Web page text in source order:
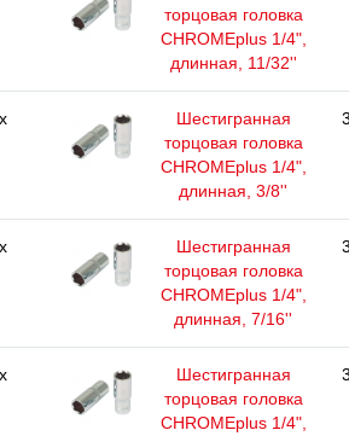
торцовая головка
CHROMEplus 1/4",
длинная, 11/32''
Шестигранная
торцовая головка
CHROMEplus 1/4",
длинная, 3/8''
Шестигранная
торцовая головка
CHROMEplus 1/4",
длинная, 7/16''
Шестигранная
торцовая головка
CHROMEplus 1/4",